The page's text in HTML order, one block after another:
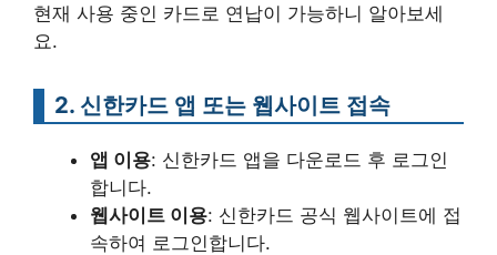
현재 사용 중인 카드로 연납이 가능하니 알아보세
요.
2. 신한카드 앱 또는 웹사이트 접속
앱 이용: 신한카드 앱을 다운로드 후 로그인
합니다.
웹사이트 이용: 신한카드 공식 웹사이트에 접
속하여 로그인합니다.